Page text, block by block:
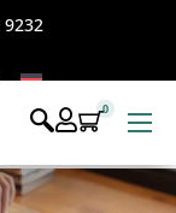
9232
0